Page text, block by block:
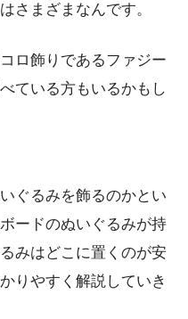
さまざまなんです。
ロ飾りであるファジー
ている方もいるかもし
ぐるみを飾るのかとい
ードのぬいぐるみが持
みはどこに置くのが安
りやすく解説していき